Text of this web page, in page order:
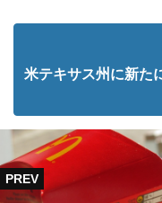
米テキサス州に新